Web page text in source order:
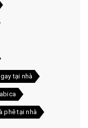
tại nhà
phê tại nhà